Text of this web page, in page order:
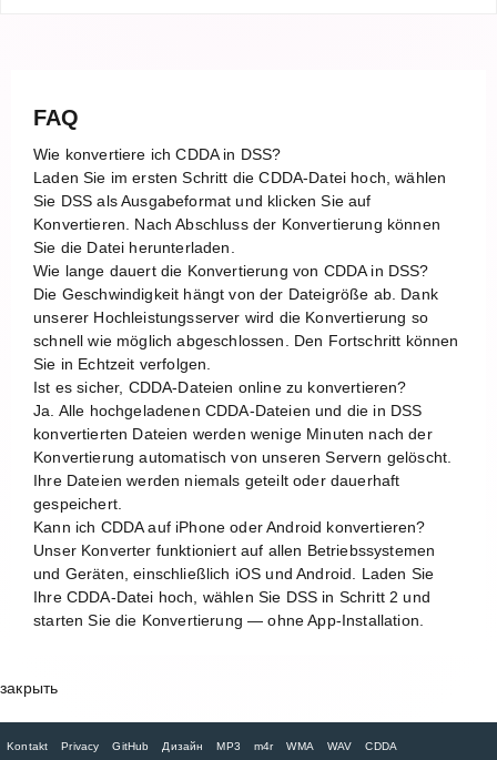
FAQ
Wie konvertiere ich CDDA in DSS?
Laden Sie im ersten Schritt die CDDA-Datei hoch, wählen
Sie DSS als Ausgabeformat und klicken Sie auf
Konvertieren. Nach Abschluss der Konvertierung können
Sie die Datei herunterladen.
Wie lange dauert die Konvertierung von CDDA in DSS?
Die Geschwindigkeit hängt von der Dateigröße ab. Dank
unserer Hochleistungsserver wird die Konvertierung so
schnell wie möglich abgeschlossen. Den Fortschritt können
Sie in Echtzeit verfolgen.
Ist es sicher, CDDA-Dateien online zu konvertieren?
Ja. Alle hochgeladenen CDDA-Dateien und die in DSS
konvertierten Dateien werden wenige Minuten nach der
Konvertierung automatisch von unseren Servern gelöscht.
Ihre Dateien werden niemals geteilt oder dauerhaft
gespeichert.
Kann ich CDDA auf iPhone oder Android konvertieren?
Unser Konverter funktioniert auf allen Betriebssystemen
und Geräten, einschließlich iOS und Android. Laden Sie
Ihre CDDA-Datei hoch, wählen Sie DSS in Schritt 2 und
starten Sie die Konvertierung — ohne App-Installation.
закрыть
Kontakt Privacy GitHub Дизайн MP3 m4r WMA WAV CDDA